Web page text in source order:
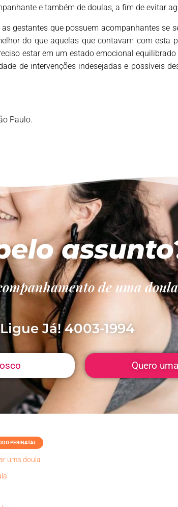
e também de doulas, a fim de evitar
gestantes que possuem acompanhantes se
do que aquelas que contavam com esta
estar em um estado emocional
de intervenções indesejadas e possíveis
Paulo.
de uma doula
Já! 4003-1994
Quero
PERINATAL
uma doula